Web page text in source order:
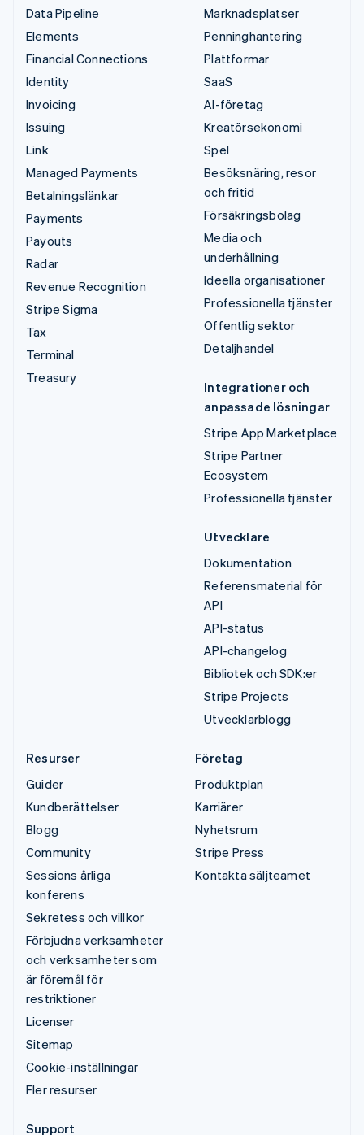
Data Pipeline
Elements
Financial Connections
Identity
Invoicing
Issuing
Link
Managed Payments
Betalningslänkar
Payments
Payouts
Radar
Revenue Recognition
Stripe Sigma
Tax
Terminal
Treasury
Marknadsplatser
Penninghantering
Plattformar
SaaS
AI-företag
Kreatörsekonomi
Spel
Besöksnäring, resor
och fritid
Försäkringsbolag
Media och
underhållning
Ideella organisationer
Professionella tjänster
Offentlig sektor
Detaljhandel
Integrationer och
anpassade lösningar
Stripe App Marketplace
Stripe Partner
Ecosystem
Professionella tjänster
Utvecklare
Dokumentation
Referensmaterial för
API
API-status
API-changelog
Bibliotek och SDK:er
Stripe Projects
Utvecklarblogg
Resurser
Guider
Kundberättelser
Blogg
Community
Sessions årliga
konferens
Sekretess och villkor
Förbjudna verksamheter
och verksamheter som
är föremål för
restriktioner
Licenser
Sitemap
Cookie-inställningar
Fler resurser
Företag
Produktplan
Karriärer
Nyhetsrum
Stripe Press
Kontakta säljteamet
Support